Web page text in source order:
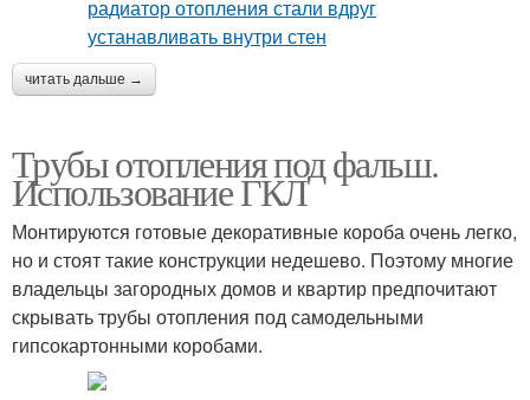
читать дальше →
Трубы отопления под фальш.
Использование ГКЛ
Монтируются готовые декоративные короба очень легко,
но и стоят такие конструкции недешево. Поэтому многие
владельцы загородных домов и квартир предпочитают
скрывать трубы отопления под самодельными
гипсокартонными коробами.